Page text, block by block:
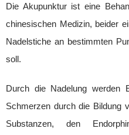
Die Akupunktur ist eine
chinesischen Medizin, beider
Nadelstiche an bestimmten
soll.
Durch die Nadelung werden
Schmerzen durch die Bildung
Substanzen, den